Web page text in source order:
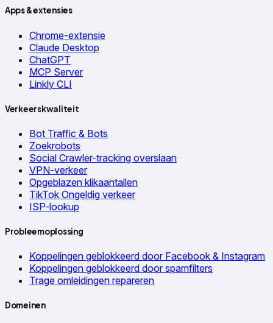
Apps & extensies
Chrome-extensie
Claude Desktop
ChatGPT
MCP Server
Linkly CLI
Verkeerskwaliteit
Bot Traffic & Bots
Zoekrobots
Social Crawler-tracking overslaan
VPN-verkeer
Opgeblazen klikaantallen
TikTok Ongeldig verkeer
ISP-lookup
Probleemoplossing
Koppelingen geblokkeerd door Facebook & Instagram
Koppelingen geblokkeerd door spamfilters
Trage omleidingen repareren
Domeinen